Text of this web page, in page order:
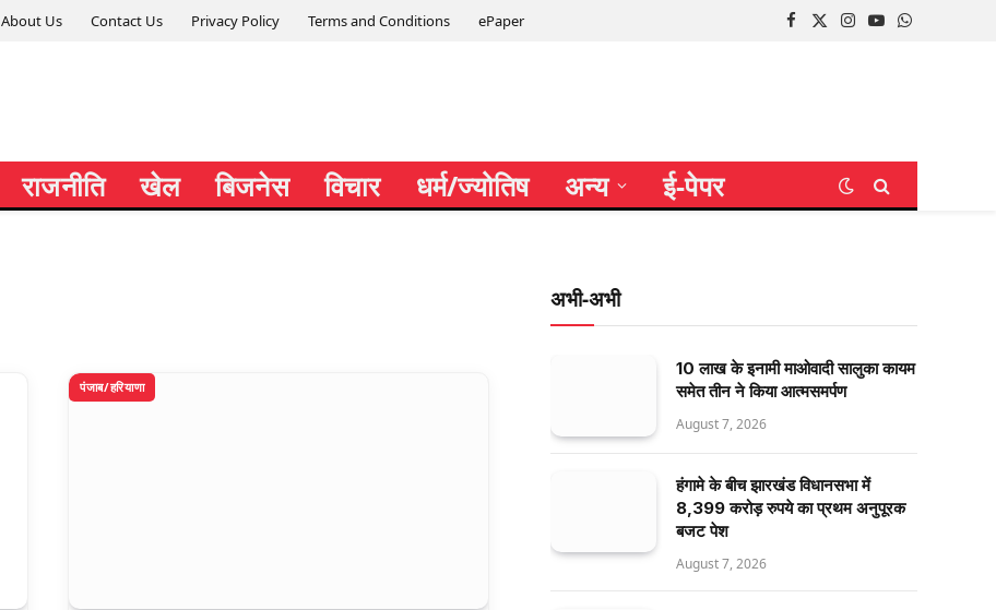
About Us Contact Us Privacy Policy Terms and Conditions ePaper
Facebook
X
Instagram
YouTubeWhatsApp
राजनीति खेल बिजनेस विचार धर्म/ज्योतिष अन्य ई-पेपर
पंजाब/हरियाणा
अभी-अभी
10 लाख के इनामी माओवादी सालुका कायम
समेत तीन ने किया आत्मसमर्पण
August 7, 2026
हंगामे के बीच झारखंड विधानसभा में
8,399 करोड़ रुपये का प्रथम अनुपूरक
बजट पेश
August 7, 2026